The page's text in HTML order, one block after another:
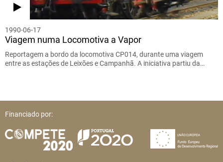
1990-06-17
Viagem numa Locomotiva a Vapor
Reportagem a bordo da locomotiva CP014, durante uma viagem
entre as estações de Leixões e Campanhã. A iniciativa partiu da…
Financiado por: